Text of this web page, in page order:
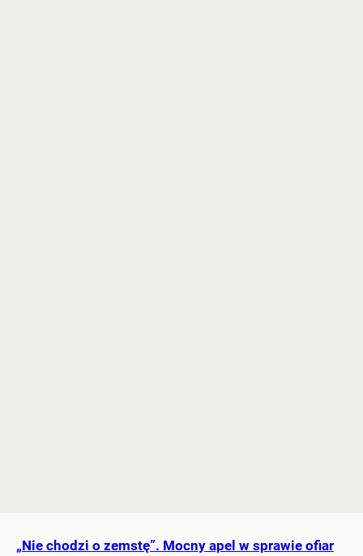
„Nie chodzi o zemstę”. Mocny apel w sprawie ofiar